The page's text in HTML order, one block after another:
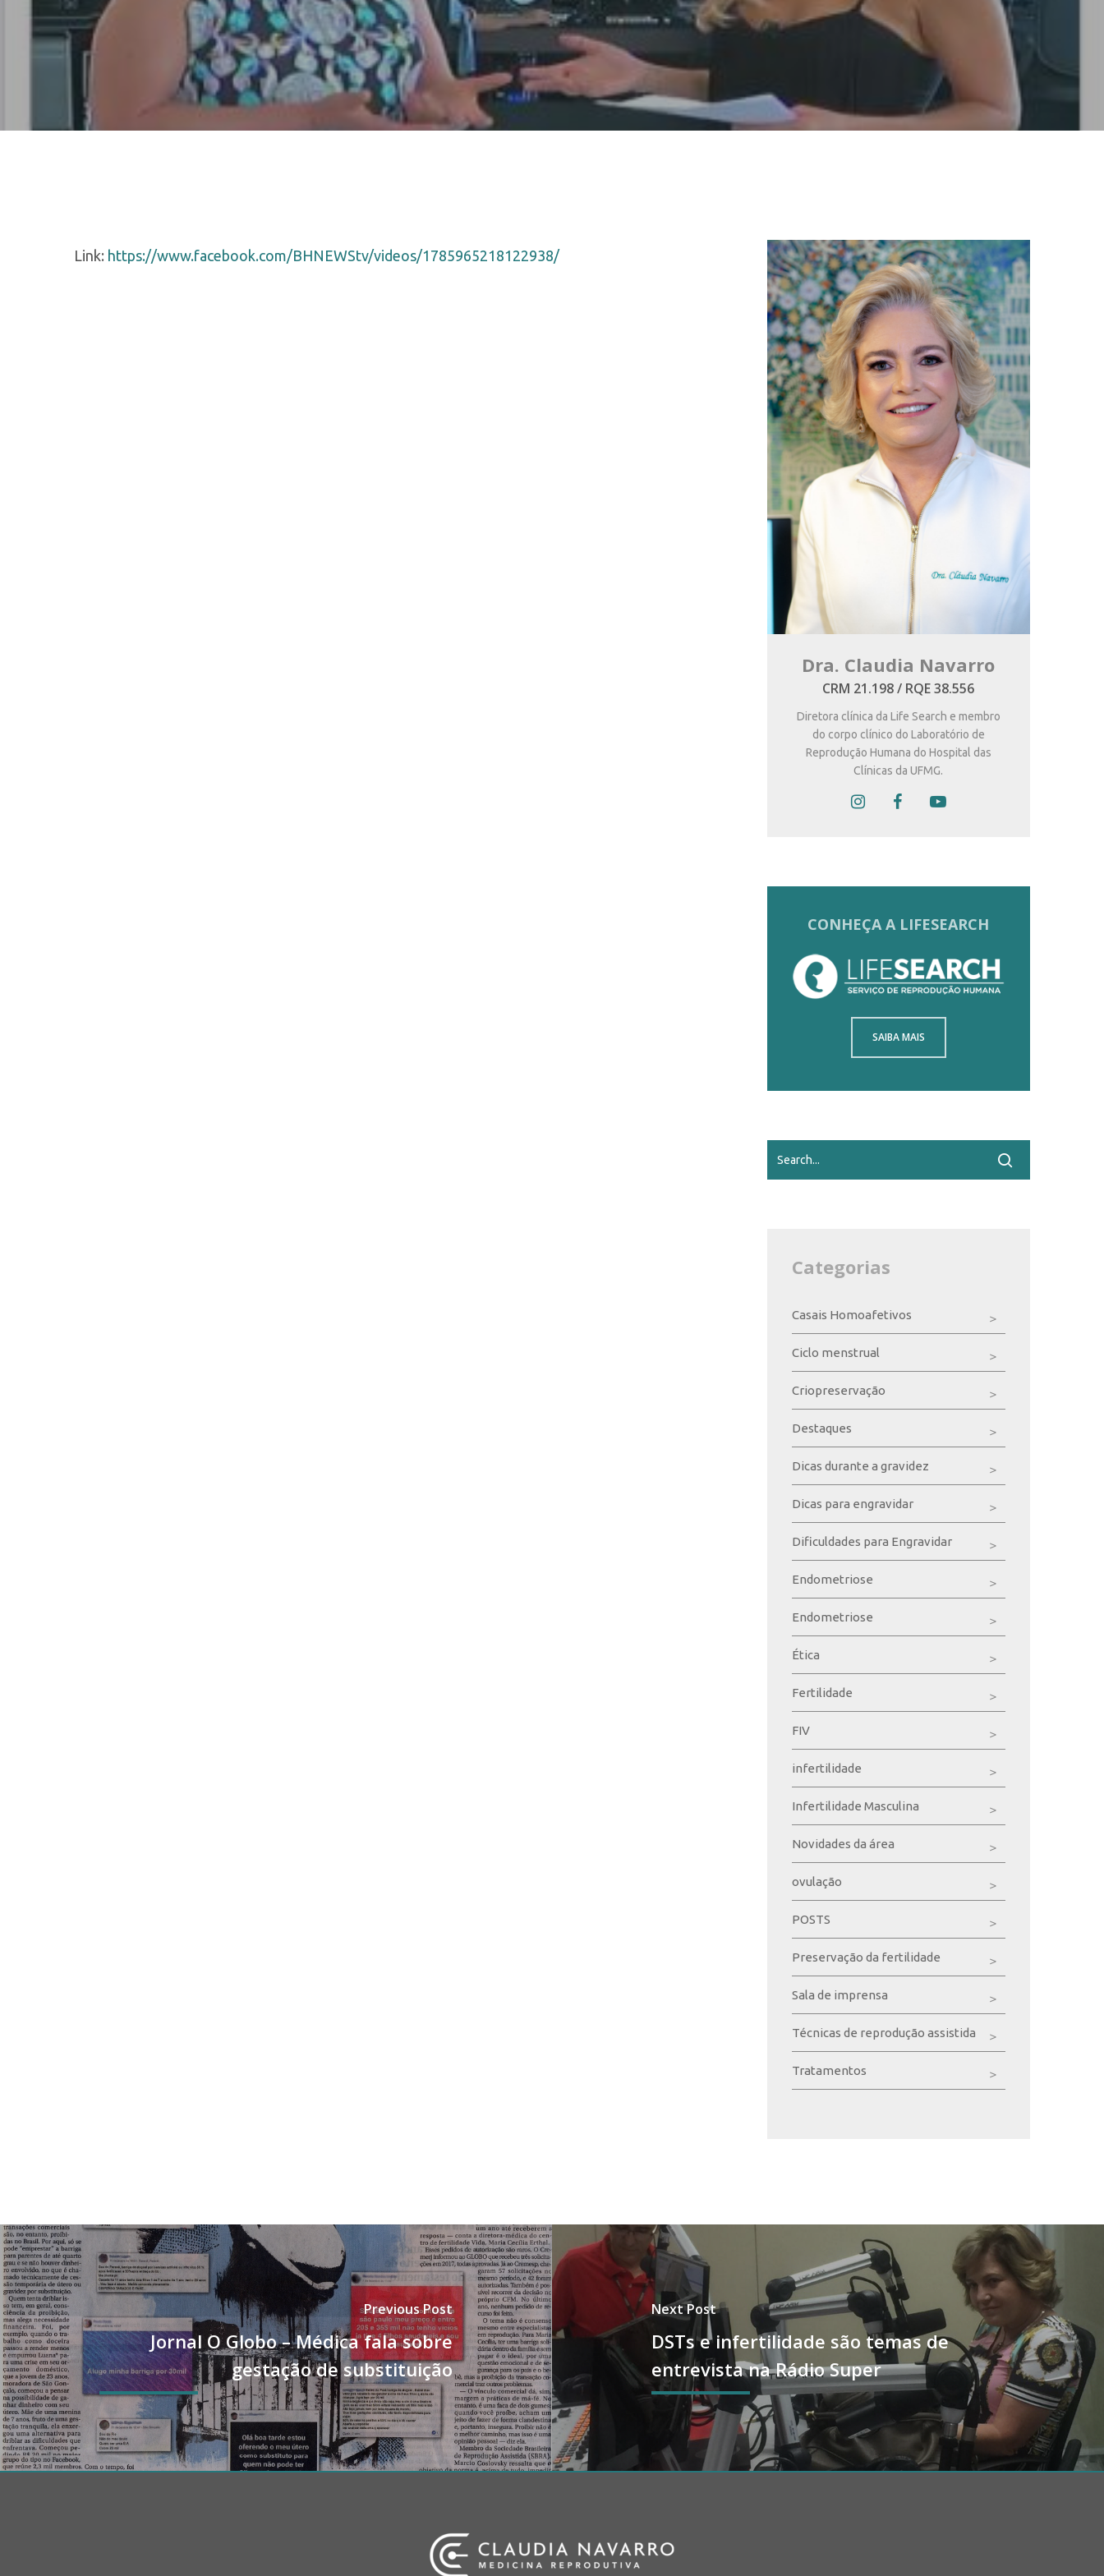
Link: https://www.facebook.com/BHNEWStv/videos/1785965218122938/
Dra. Claudia Navarro
CRM 21.198 / RQE 38.556
Diretora clínica da Life Search e membro
do corpo clínico do Laboratório de
Reprodução Humana do Hospital das
Clínicas da UFMG.
CONHEÇA A LIFESEARCH
SAIBA MAIS
Categorias
Casais Homoafetivos
Ciclo menstrual
Criopreservação
Destaques
Dicas durante a gravidez
Dicas para engravidar
Dificuldades para Engravidar
Endometriose
Endometriose
Ética
Fertilidade
FIV
infertilidade
Infertilidade Masculina
Novidades da área
ovulação
POSTS
Preservação da fertilidade
Sala de imprensa
Técnicas de reprodução assistida
Tratamentos
Previous Post
Jornal O Globo – Médica fala sobre
gestação de substituição
Next Post
DSTs e infertilidade são temas de
entrevista na Rádio Super